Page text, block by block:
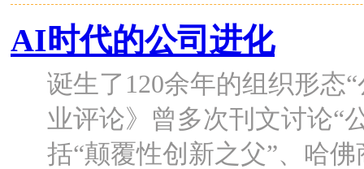
AI时代的公司进化
诞生了120余年的组织形态
业评论》曾多次刊文讨论“
括“颠覆性创新之父”、哈